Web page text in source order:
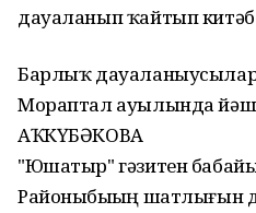
дауаланып ҡайтып
Барлыҡ
Мораптал ауылында
АҠКҮБӘКОВА
"Юшатыр" гәзитен
Районыбыҙҙың шатлығын